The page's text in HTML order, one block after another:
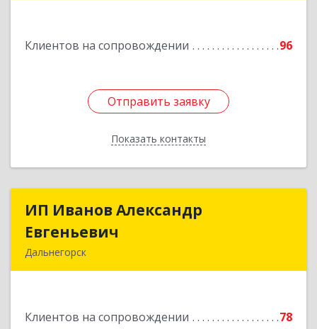
Клиентов на сопровождении 96
Отправить заявку
Показать контакты
Подробнее
Отправить заявку
Назад
ИП Иванов Александр
Евгеньевич
Дальнегорск
Клиентов на сопровождении 78
ИП Иванов Александр
Подробнее